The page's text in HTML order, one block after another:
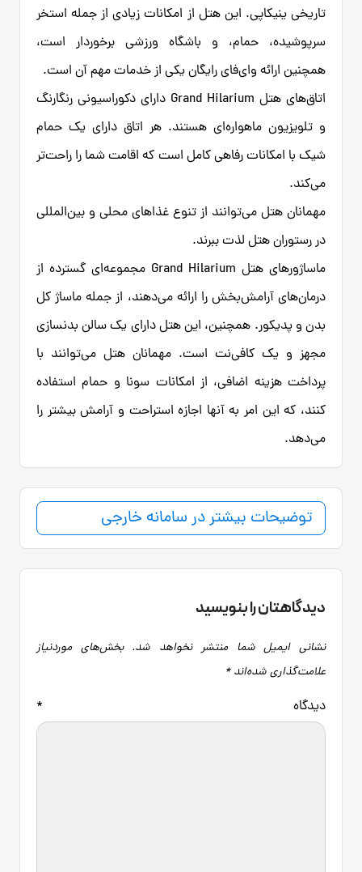
تاریخی ینیکاپی. این هتل از امکانات زیادی از جمله استخر
سرپوشیده، حمام، و باشگاه ورزشی برخوردار است،
همچنین ارائه وای‌فای رایگان یکی از خدمات مهم آن است.
اتاق‌های هتل Grand Hilarium دارای دکوراسیونی رنگارنگ
و تلویزیون ماهواره‌ای هستند. هر اتاق دارای یک حمام
شیک با امکانات رفاهی کامل است که اقامت شما را راحت‌تر
می‌کند.
مهمانان هتل می‌توانند از تنوع غذاهای محلی و بین‌المللی
در رستوران هتل لذت ببرند.
ماساژورهای هتل Grand Hilarium مجموعه‌ای گسترده از
درمان‌های آرامش‌بخش را ارائه می‌دهند، از جمله ماساژ کل
بدن و پدیکور. همچنین، این هتل دارای یک سالن بدنسازی
مجهز و یک کافی‌نت است. مهمانان هتل می‌توانند با
پرداخت هزینه اضافی، از امکانات سونا و حمام استفاده
کنند، که این امر به آنها اجازه استراحت و آرامش بیشتر را
می‌دهد.
توضیحات بیشتر در سامانه خارجی
دیدگاهتان را بنویسید
نشانی ایمیل شما منتشر نخواهد شد. بخش‌های موردنیاز
علامت‌گذاری شده‌اند*
دیدگاه *